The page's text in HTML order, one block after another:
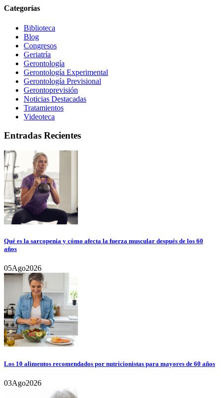
Categorías
Biblioteca
Blog
Congresos
Geriatría
Gerontología
Gerontología Experimental
Gerontología Previsional
Gerontoprevisión
Noticias Destacadas
Tratamientos
Videoteca
Entradas Recientes
Qué es la sarcopenia y cómo afecta la fuerza muscular después de los 60
años
05Ago2026
Los 10 alimentos recomendados por nutricionistas para mayores de 60 años
03Ago2026